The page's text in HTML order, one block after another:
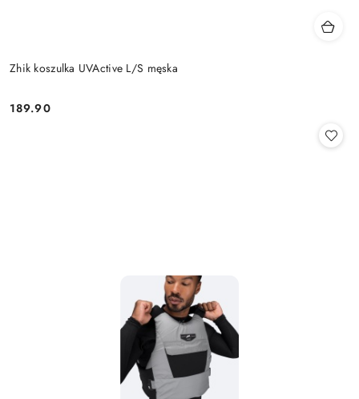
Zhik koszulka UVActive L/S męska
Cena:
189.90